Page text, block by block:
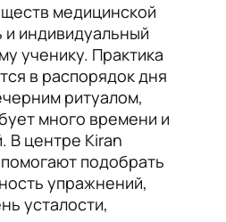
медицинской
и индивидуальный
ученику. Практика
в распорядок дня
ритуалом,
много времени и
В центре Kiran
подобрать
упражнений,
усталости,